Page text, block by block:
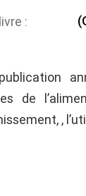
de
,